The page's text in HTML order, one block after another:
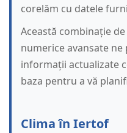
corelăm cu datele
Această combinație
numerice avansate
informații actualizate
baza pentru a vă
Clima în Iertof